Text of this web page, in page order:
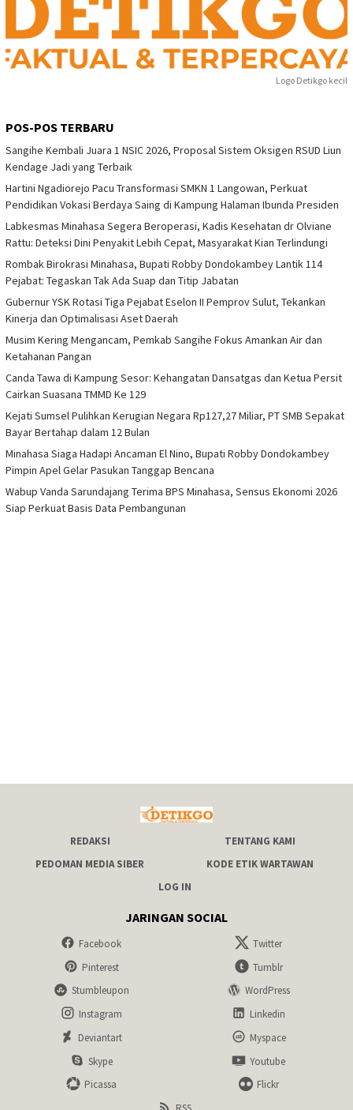
Logo Detikgo kecil
POS-POS TERBARU
Sangihe Kembali Juara 1 NSIC 2026, Proposal Sistem Oksigen RSUD Liun
Kendage Jadi yang Terbaik
Hartini Ngadiorejo Pacu Transformasi SMKN 1 Langowan, Perkuat
Pendidikan Vokasi Berdaya Saing di Kampung Halaman Ibunda Presiden
Labkesmas Minahasa Segera Beroperasi, Kadis Kesehatan dr Olviane
Rattu: Deteksi Dini Penyakit Lebih Cepat, Masyarakat Kian Terlindungi
Rombak Birokrasi Minahasa, Bupati Robby Dondokambey Lantik 114
Pejabat: Tegaskan Tak Ada Suap dan Titip Jabatan
Gubernur YSK Rotasi Tiga Pejabat Eselon II Pemprov Sulut, Tekankan
Kinerja dan Optimalisasi Aset Daerah
Musim Kering Mengancam, Pemkab Sangihe Fokus Amankan Air dan
Ketahanan Pangan
Canda Tawa di Kampung Sesor: Kehangatan Dansatgas dan Ketua Persit
Cairkan Suasana TMMD Ke 129
Kejati Sumsel Pulihkan Kerugian Negara Rp127,27 Miliar, PT SMB Sepakat
Bayar Bertahap dalam 12 Bulan
Minahasa Siaga Hadapi Ancaman El Nino, Bupati Robby Dondokambey
Pimpin Apel Gelar Pasukan Tanggap Bencana
Wabup Vanda Sarundajang Terima BPS Minahasa, Sensus Ekonomi 2026
Siap Perkuat Basis Data Pembangunan
REDAKSI
TENTANG KAMI
PEDOMAN MEDIA SIBER
KODE ETIK WARTAWAN
LOG IN
JARINGAN SOCIAL
Facebook
Twitter
Pinterest
Tumblr
Stumbleupon
WordPress
Instagram
Linkedin
Deviantart
Myspace
Skype
Youtube
Picassa
Flickr